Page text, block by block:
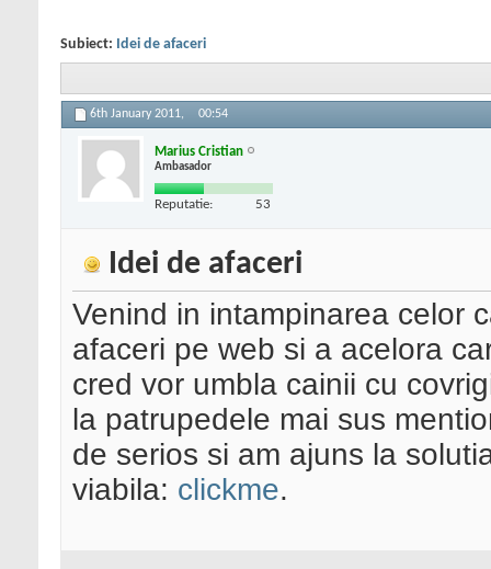
Subiect: Idei de afaceri
6th January 2011, 00:54
Marius Cristian
Ambasador
Reputatie: 53
Idei de afaceri
Venind in intampinarea celor
afaceri pe web si a acelora
cred vor umbla cainii cu
la patrupedele mai sus
de serios si am ajuns la
viabila: clickme.